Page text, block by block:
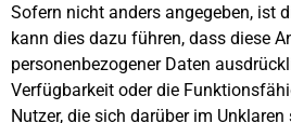
Sofern nicht anders angegeben, ist
kann dies dazu führen, dass diese
personenbezogener Daten
Verfügbarkeit oder die
Nutzer, die sich darüber im